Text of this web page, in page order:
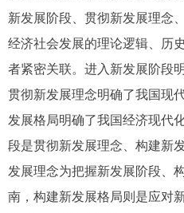
新发展阶段、贯彻新发展理念
经济社会发展的理论逻辑、历
者紧密关联。进入新发展阶段
贯彻新发展理念明确了我国现
发展格局明确了我国经济现代
段是贯彻新发展理念、构建新
发展理念为把握新发展阶段、
南，构建新发展格局则是应对